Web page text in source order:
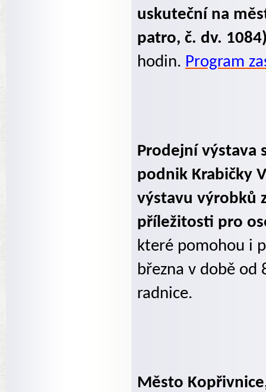
uskuteční na
patro, č. dv.
hodin. Program
Prodejní výstava
podnik Krabičky
výstavu výrobků
příležitosti pro
které pomohou i
března v době od
radnice.
Město